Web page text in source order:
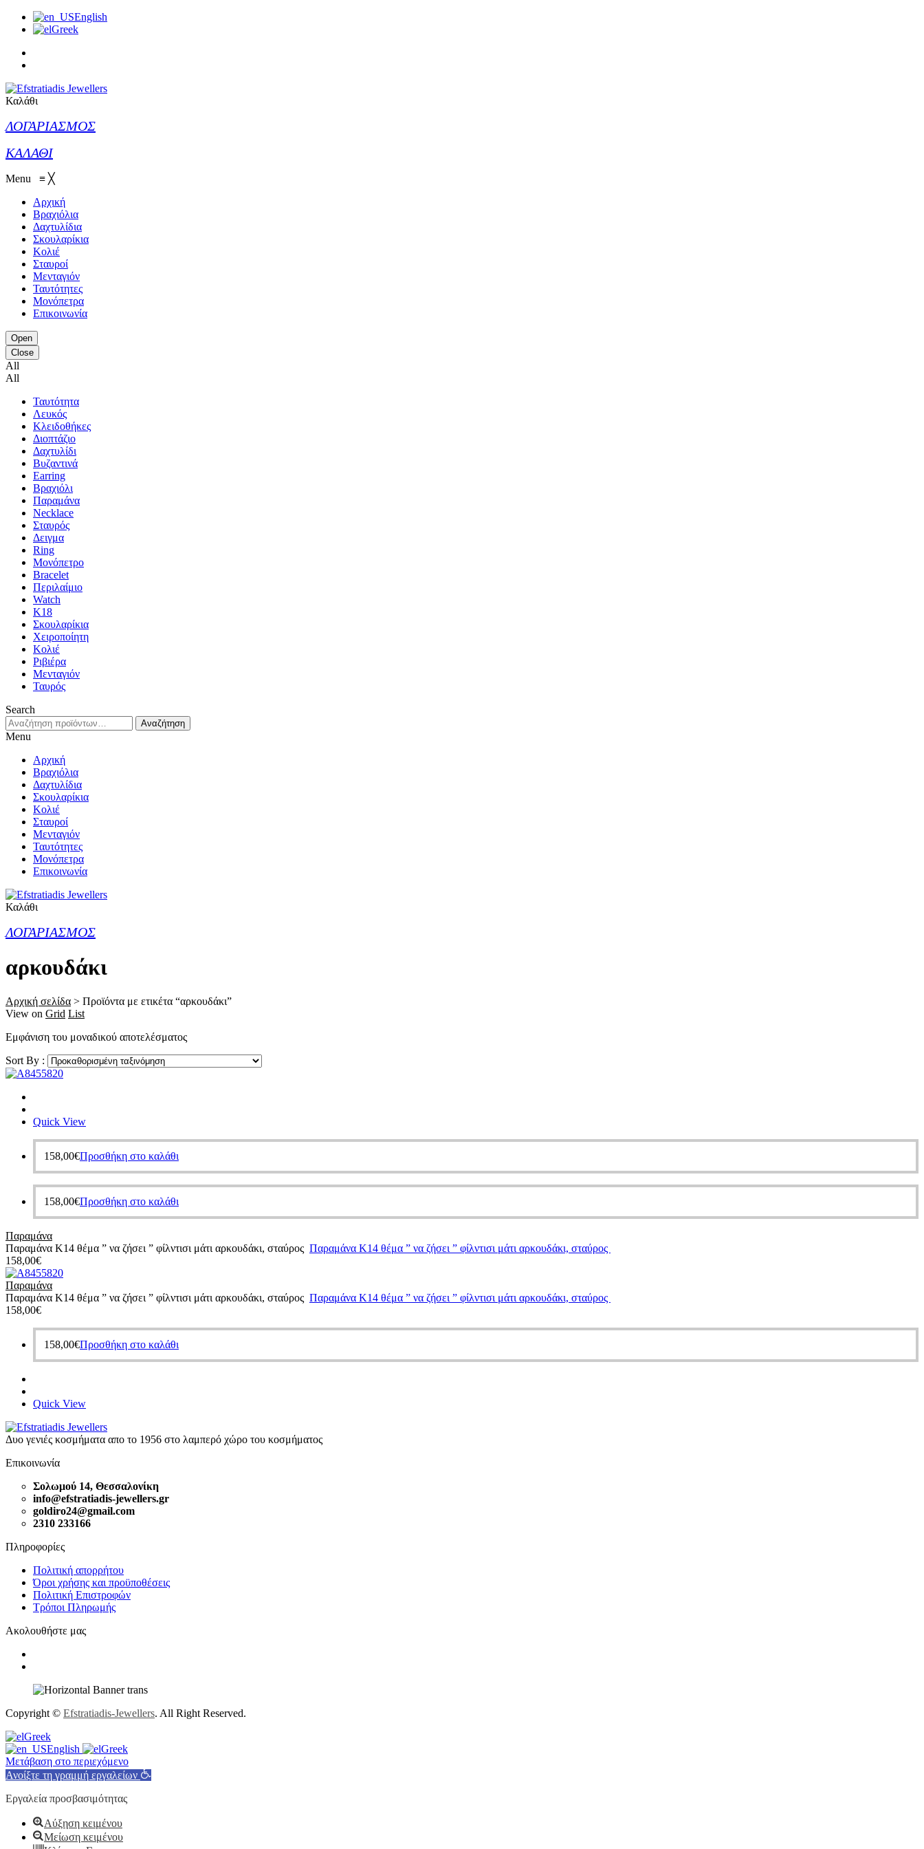
English
Greek
Καλάθι
ΛΟΓΑΡΙΑΣΜΟΣ
ΚΑΛΑΘΙ
Menu ≡ ╳
Αρχική
Βραχιόλια
Δαχτυλίδια
Σκουλαρίκια
Κολιέ
Σταυροί
Μενταγιόν
Ταυτότητες
Μονόπετρα
Επικοινωνία
Open
Close
All
All
Ταυτότητα
Λευκός
Κλειδοθήκες
Διοπτάζιο
Δαχτυλίδι
Βυζαντινά
Earring
Βραχιόλι
Παραμάνα
Necklace
Σταυρός
Δειγμα
Ring
Μονόπετρο
Bracelet
Περιλαίμιο
Watch
K18
Σκουλαρίκια
Χειροποίητη
Κολιέ
Ριβιέρα
Μενταγιόν
Ταυρός
Search
Αναζήτηση
για:
Αναζήτηση
Menu
Αρχική
Βραχιόλια
Δαχτυλίδια
Σκουλαρίκια
Κολιέ
Σταυροί
Μενταγιόν
Ταυτότητες
Μονόπετρα
Επικοινωνία
Καλάθι
ΛΟΓΑΡΙΑΣΜΟΣ
αρκουδάκι
Αρχική σελίδα > Προϊόντα με ετικέτα “αρκουδάκι”
View on Grid List
Εμφάνιση του μοναδικού αποτελέσματος
Sort By :
Quick View
158,00€Προσθήκη στο καλάθι
158,00€Προσθήκη στο καλάθι
Παραμάνα
Παραμάνα Κ14 θέμα ” να ζήσει ” φίλντισι μάτι αρκουδάκι, σταύρος Παραμάνα Κ14 θέμα ” να ζήσει ” φίλντισι μάτι αρκουδάκι, σταύρος
158,00€
Παραμάνα
Παραμάνα Κ14 θέμα ” να ζήσει ” φίλντισι μάτι αρκουδάκι, σταύρος Παραμάνα Κ14 θέμα ” να ζήσει ” φίλντισι μάτι αρκουδάκι, σταύρος
158,00€
158,00€Προσθήκη στο καλάθι
Quick View
Δυο γενιές κοσμήματα απο το 1956 στο λαμπερό χώρο του κοσμήματος
Επικοινωνία
Σολωμού 14, Θεσσαλονίκη
info@efstratiadis-jewellers.gr
goldiro24@gmail.com
2310 233166
Πληροφορίες
Πολιτική απορρήτου
Όροι χρήσης και προϋποθέσεις
Πολιτική Επιστροφών
Τρόποι Πληρωμής
Ακολουθήστε μας
Copyright © Efstratiadis-Jewellers. All Right Reserved.
Greek
English
Greek
Μετάβαση στο περιεχόμενο
Ανοίξτε τη γραμμή εργαλείων
Εργαλεία προσβασιμότητας
Αύξηση κειμένου
Μείωση κειμένου